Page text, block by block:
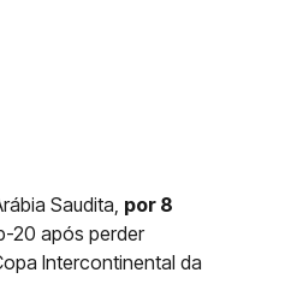
Saudita, por 8
20 após perder
Intercontinental da